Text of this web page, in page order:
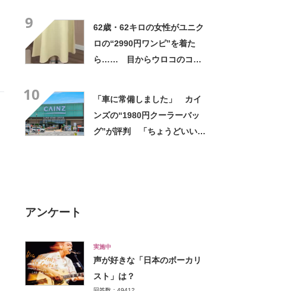
9
62歳・62キロの女性がユニク
ロの“2990円ワンピ”を着た
ら…… 目からウロコのコー
10
「車に常備しました」 カイ
ンズの“1980円クーラーバッ
グ”が評判 「ちょうどいい大
アンケート
実施中
声が好きな「日本のボーカリ
スト」は？